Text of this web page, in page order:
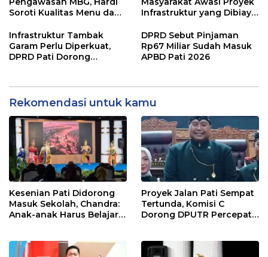
Soroti Kualitas Menu dan
Infrastruktur yang Dibiayai
Infrastruktur Tambak
Garam Perlu Diperkuat,
DPRD Pati Dorong
DPRD Sebut Pinjaman
Rp67 Miliar Sudah Masuk
APBD Pati 2026
Rekomendasi untuk kamu
Kesenian Pati Didorong
Masuk Sekolah, Chandra:
Anak-anak Harus Belajar
Proyek Jalan Pati Sempat
Tertunda, Komisi C
Dorong DPUTR Percepat